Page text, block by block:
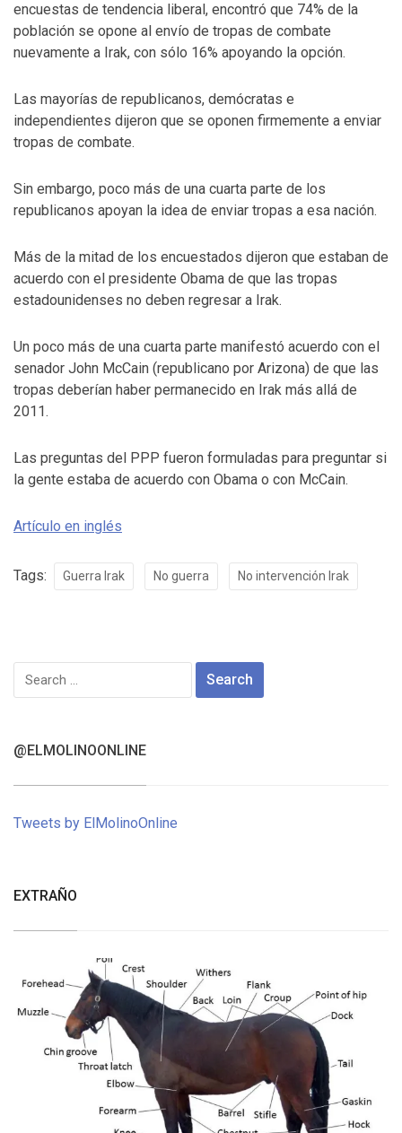
encuestas de tendencia liberal, encontró que 74% de la
población se opone al envío de tropas de combate
nuevamente a Irak, con sólo 16% apoyando la opción.
Las mayorías de republicanos, demócratas e
independientes dijeron que se oponen firmemente a enviar
tropas de combate.
Sin embargo, poco más de una cuarta parte de los
republicanos apoyan la idea de enviar tropas a esa nación.
Más de la mitad de los encuestados dijeron que estaban de
acuerdo con el presidente Obama de que las tropas
estadounidenses no deben regresar a Irak.
Un poco más de una cuarta parte manifestó acuerdo con el
senador John McCain (republicano por Arizona) de que las
tropas deberían haber permanecido en Irak más allá de
2011.
Las preguntas del PPP fueron formuladas para preguntar si
la gente estaba de acuerdo con Obama o con McCain.
Artículo en inglés
Tags: Guerra Irak No guerra No intervención Irak
Search
for:
@ELMOLINOONLINE
Tweets by ElMolinoOnline
EXTRAÑO